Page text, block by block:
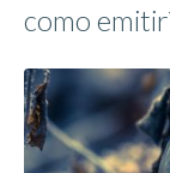
como